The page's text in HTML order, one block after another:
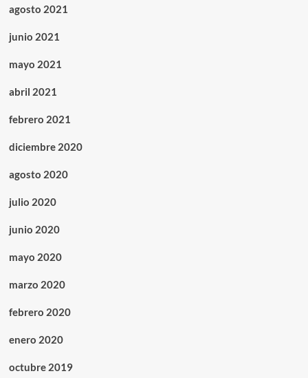
agosto 2021
junio 2021
mayo 2021
abril 2021
febrero 2021
diciembre 2020
agosto 2020
julio 2020
junio 2020
mayo 2020
marzo 2020
febrero 2020
enero 2020
octubre 2019